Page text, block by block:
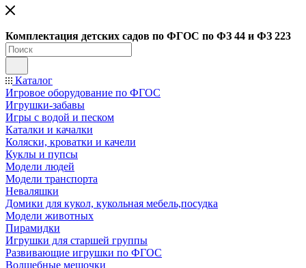
Комплектация детских садов по ФГОC по ФЗ 44 и ФЗ 223
Каталог
Игровое оборудование по ФГОС
Игрушки-забавы
Игры с водой и песком
Каталки и качалки
Коляски, кроватки и качели
Куклы и пупсы
Модели людей
Модели транспорта
Неваляшки
Домики для кукол, кукольная мебель,посудка
Модели животных
Пирамидки
Игрушки для старшей группы
Развивающие игрушки по ФГОС
Волшебные мешочки